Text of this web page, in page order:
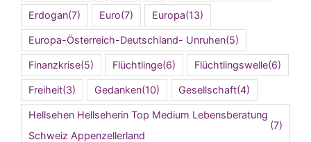
Erdogan(7) Euro(7) Europa(13)
Europa-Österreich-Deutschland- Unruhen(5)
Finanzkrise(5) Flüchtlinge(6) Flüchtlingswelle(6)
Freiheit(3) Gedanken(10) Gesellschaft(4)
Hellsehen Hellseherin Top Medium Lebensberatung
Schweiz Appenzellerland
(7)